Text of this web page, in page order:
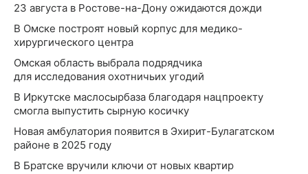
23 августа в Ростове-на-Дону ожидаются дожди
В Омске построят новый корпус для медико-
хирургического центра
Омская область выбрала подрядчика
для исследования охотничьих угодий
В Иркутске маслосырбаза благодаря нацпроекту
смогла выпустить сырную косичку
Новая амбулатория появится в Эхирит-Булагатском
районе в 2025 году
В Братске вручили ключи от новых квартир